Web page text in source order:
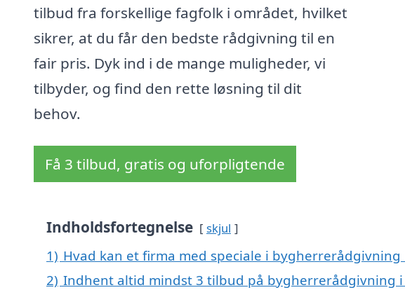
tilbud fra forskellige fagfolk i området, hvilket
sikrer, at du får den bedste rådgivning til en
fair pris. Dyk ind i de mange muligheder, vi
tilbyder, og find den rette løsning til dit
behov.
Få 3 tilbud, gratis og uforpligtende
Indholdsfortegnelse skjul
1) Hvad kan et firma med speciale i
2) Indhent altid mindst 3 tilbud på bygherrerådgivning i